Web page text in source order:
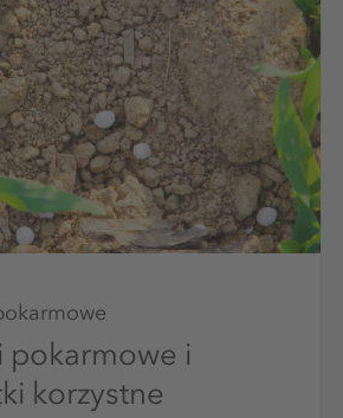
pokarmowe i
korzystne